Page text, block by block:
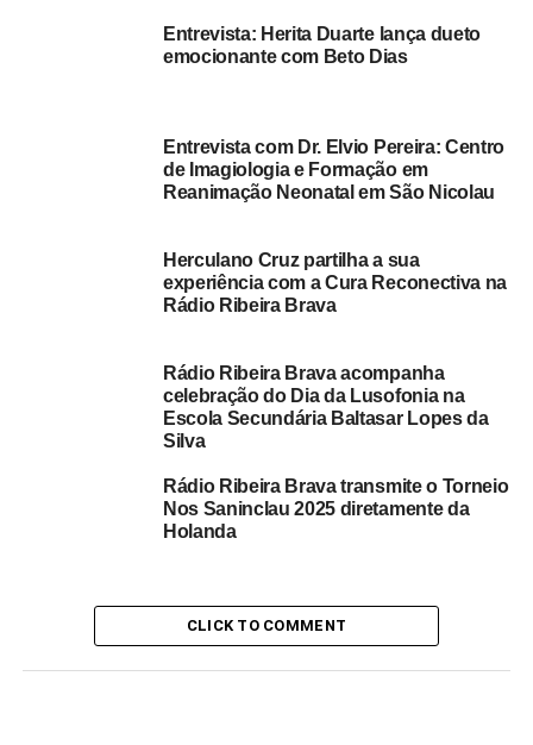
Brava produzida pelo nosso colaborador Alcidio Delgado,
com entrevistas, sons ao vivo da batucada e o
Este evento transcendeu o mero entretenimento — foi
uma afirmação cultural e social. Organizado por
residentes que tornaram visível, por um dia, a riqueza de
laços comunitários, mostrando ao público espanhol como
celebrar a herança atlântica de Cabo Verde.
Entrevista: Herita Duarte lança dueto
emocionante com Beto Dias
Entrevista com Dr. Elvio Pereira: Centro
de Imagiologia e Formação em
Reanimação Neonatal em São Nicolau
Herculano Cruz partilha a sua
experiência com a Cura Reconectiva na
Rádio Ribeira Brava
Rádio Ribeira Brava acompanha
celebração do Dia da Lusofonia na
Escola Secundária Baltasar Lopes da
Silva
Rádio Ribeira Brava transmite o Torneio
Nos Saninclau 2025 diretamente da
Holanda
CLICK TO COMMENT